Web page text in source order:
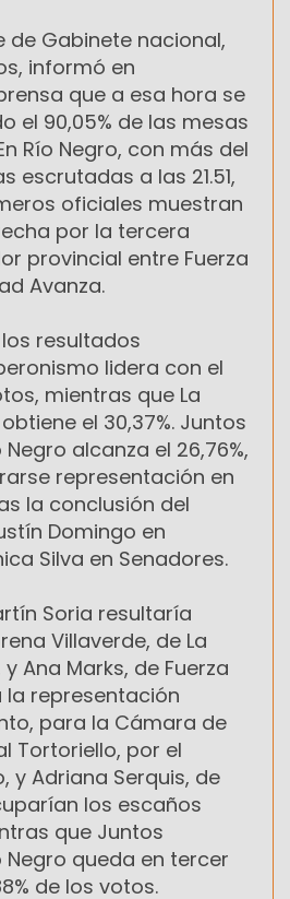
de Gabinete nacional,
informó en
que a esa hora se
el 90,05% de las mesas
Río Negro, con más del
escrutadas a las 21.51,
oficiales muestran
por la tercera
provincial entre Fuerza
Avanza.
resultados
lidera con el
mientras que La
el 30,37%. Juntos
alcanza el 26,76%,
representación en
la conclusión del
Domingo en
Silva en Senadores.
Soria resultaría
Villaverde, de La
Ana Marks, de Fuerza
representación
para la Cámara de
Tortoriello, por el
y Adriana Serquis, de
los escaños
que Juntos
Negro queda en tercer
de los votos.